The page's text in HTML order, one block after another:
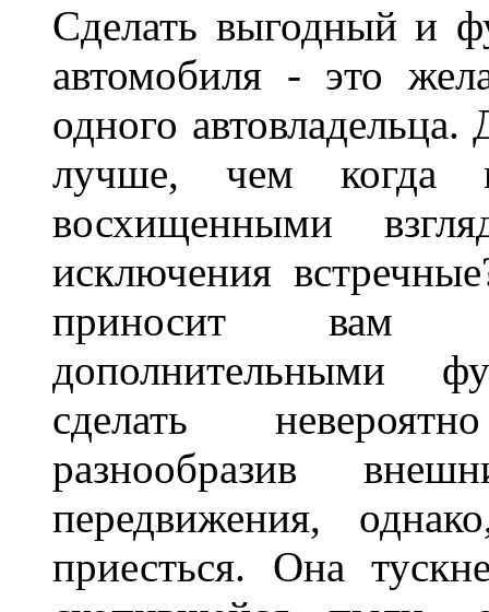
Сделать выгодный и
автомобиля - это
одного
лучше, чем когда
восхищенными
исключения
приносит вам
дополнительными
сделать
разнообразив
передвижения,
приесться. Она